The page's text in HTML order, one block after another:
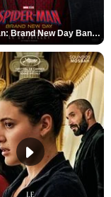
Spider-Man: Brand New Day Bande-annonce VO STFR